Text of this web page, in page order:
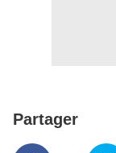
Partager